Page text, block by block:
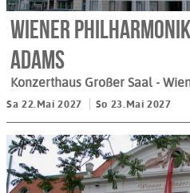
Wiener
Adams
Konzerthaus Großer Saal -
Sa 22.Mai 2027 So 23.Mai 2027